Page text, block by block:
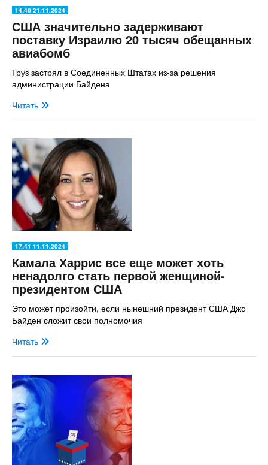
14:40 21.11.2024
США значительно задерживают
поставку Израилю 20 тысяч обещанных
авиабомб
Груз застрял в Соединенных Штатах из-за решения
администрации Байдена
Читать
17:41 11.11.2024
Камала Харрис все еще может хоть
ненадолго стать первой женщиной-
президентом США
Это может произойти, если нынешний президент США Джо
Байден сложит свои полномочия
Читать